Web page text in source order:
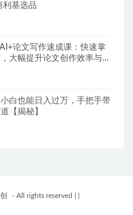
利基选品
论文写作速成课：快速掌
大幅提升论文创作效率与质
白也能日入过万，手把手带
【揭秘】
- All rights reserved